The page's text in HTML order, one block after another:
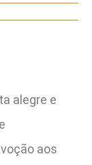
alegre e
aos